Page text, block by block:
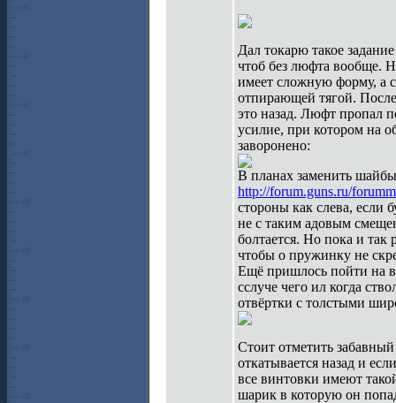
Дал токарю такое
чтоб без люфта вообще.
имеет сложную форму, а
отпирающей тягой. После
это назад. Люфт пропал
усилие, при котором на
заворонено:
В планах заменить
http://forum.guns.ru/
стороны как слева, если
не с таким адовым
болтается. Но пока и так
чтобы о пружинку не
Ещё пришлось пойти на
сслуче чего ил когда
отвёртки с толстыми
Стоит отметить
откатывается назад и
все винтовки имеют
шарик в которую он